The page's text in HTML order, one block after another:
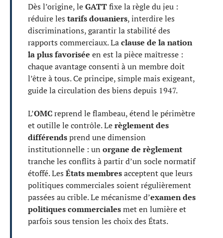
Dès l’origine, leGATTfixe la règle du jeu :
réduire les tarifs douaniers, interdire les
discriminations, garantir la stabilité des
rapports commerciaux. Laclause de la nation
la plus favorisée en est la pièce maîtresse :
chaque avantage consenti à un membre doit
l’être à tous. Ce principe, simple mais exigeant,
guide la circulation des biens depuis 1947.
L’OMCreprend le flambeau, étend le périmètre
et outille le contrôle. Lerèglement des
différendsprend une dimension
institutionnelle : un organe de règlement
tranche les conflits à partir d’un socle normatif
étoffé. Les États membresacceptent que leurs
politiques commerciales soient régulièrement
passées au crible. Le mécanisme d’examen des
politiques commercialesmet en lumière et
parfois sous tension les choix des États.